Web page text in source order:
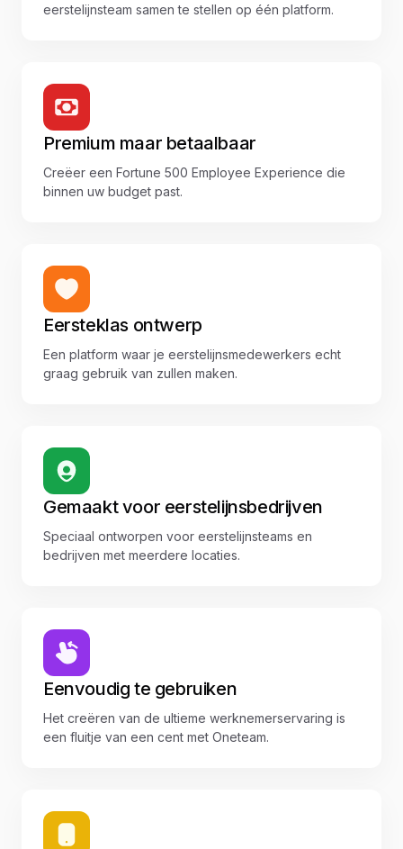
eerstelijnsteam samen te stellen op één platform.
Premium maar betaalbaar
Creëer een Fortune 500 Employee Experience die
binnen uw budget past.
Eersteklas ontwerp
Een platform waar je eerstelijnsmedewerkers echt
graag gebruik van zullen maken.
Gemaakt voor eerstelijnsbedrijven
Speciaal ontworpen voor eerstelijnsteams en
bedrijven met meerdere locaties.
Eenvoudig te gebruiken
Het creëren van de ultieme werknemerservaring is
een fluitje van een cent met Oneteam.